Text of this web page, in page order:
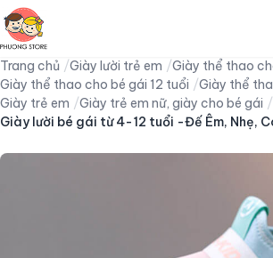
Trang chủ Giày lười trẻ em
Giày thể thao
Giày thể thao cho bé gái 12 tuổi
Giày thể
Giày trẻ em
Giày trẻ em nữ, giày cho bé gái
Giày lười bé gái từ 4-12 tuổi -Đế Êm, Nhẹ,